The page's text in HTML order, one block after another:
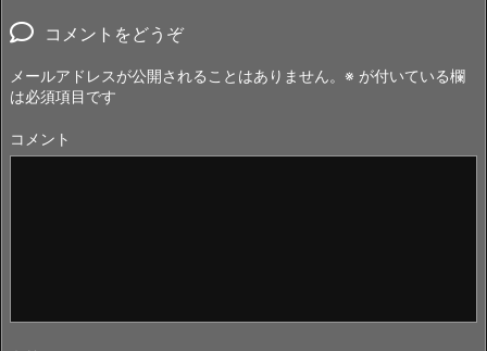
コメントをどうぞ
メールアドレスが公開されることはありません。 ※ が付いている欄
は必須項目です
コメント